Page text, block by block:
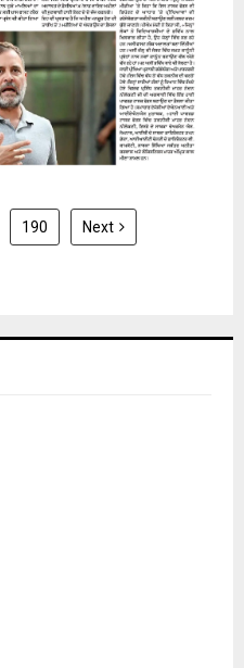
190 Next